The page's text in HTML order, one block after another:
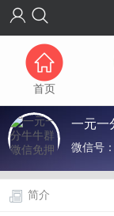
首页
一元一
微信号：
简介